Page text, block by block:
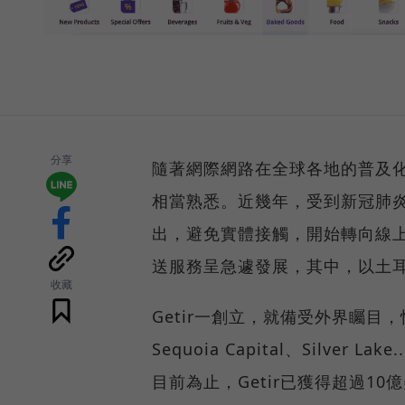
分享
收藏
隨著網際網路在全球各地的普及
相當熟悉。近幾年，受到新冠肺
出，避免實體接觸，開始轉向線
送服務呈急遽發展，其中，以土
Getir一創立，就備受外界矚目
Sequoia Capital、Silver
目前為止，Getir已獲得超過10